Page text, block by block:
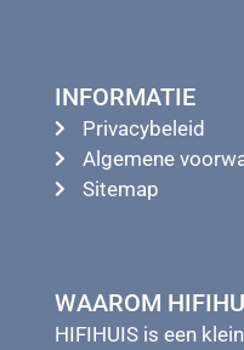
INFORMATIE
Privacybeleid
Algemene
Sitemap
WAAROM
HIFIHUIS is een